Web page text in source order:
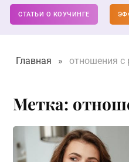
СТАТЬИ О КОУЧИНГЕ
Главная » отношения с
Метка: